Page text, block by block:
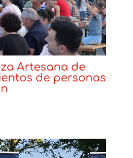
Artesana de
de personas